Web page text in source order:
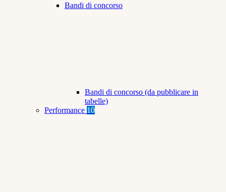
Bandi di concorso
Bandi di concorso (da pubblicare in
tabelle)
Performance 10